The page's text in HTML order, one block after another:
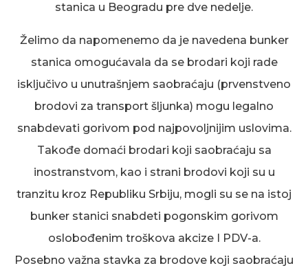
stanica u Beogradu pre dve nedelje.
Želimo da napomenemo da je navedena bunker
stanica omogućavala da se brodari koji rade
isključivo u unutrašnjem saobraćaju (prvenstveno
brodovi za transport šljunka) mogu legalno
snabdevati gorivom pod najpovoljnijim uslovima.
Takođe domaći brodari koji saobraćaju sa
inostranstvom, kao i strani brodovi koji su u
tranzitu kroz Republiku Srbiju, mogli su se na istoj
bunker stanici snabdeti pogonskim gorivom
oslobođenim troškova akcize I PDV-a.
Posebno važna stavka za brodove koji saobraćaju